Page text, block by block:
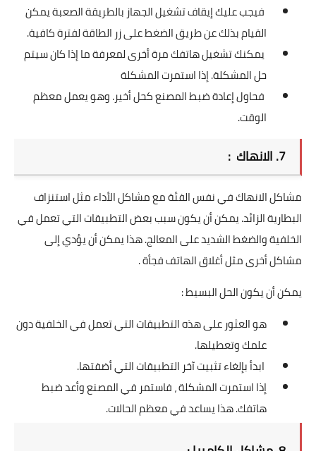
فيجب عليك إيقاف تشغيل الجهاز بالطريقة الصعبة يمكن
القيام بذلك عن طريق الضغط على زر الطاقة لفترة كافية.
يمكنك تشغيل هاتفك مرة أخرى لمعرفة ما إذا كان سيتم
حل المشكلة. إذا استمرت المشكلة
فحاول إعادة ضبط المصنع كحل أخير. وهو يعمل معظم
الوقت.
7. الانهاك :
مشاكل الانهاك في نفس الفئة مع مشاكل الأداء مثل استنزاف
البطارية الزائد. يمكن أن يكون سبب بعض التطبيقات التي تعمل في
الخلفية والضغط الشديد على المعالج. هذا يمكن أن يؤدي إلى
مشاكل أخرى مثل أغلاق الهاتف فجأة .
يمكن أن يكون الحل البسيط :
هو العثور على هذه التطبيقات التي تعمل في الخلفية دون
علمك وتعطيلها.
ابدأ بإلغاء تثبيت آخر التطبيقات التي أضفتها.
إذا استمرت المشكلة ، فاستمر في المصنع وأعد ضبط
هاتفك. هذا يساعد في معظم الحالات.